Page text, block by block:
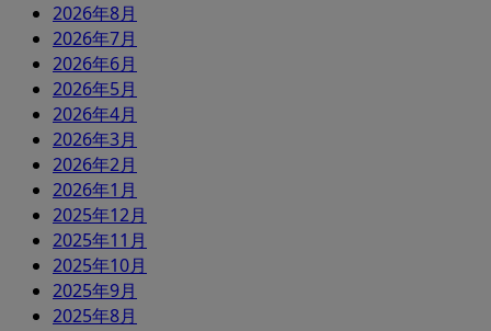
2026年8月
2026年7月
2026年6月
2026年5月
2026年4月
2026年3月
2026年2月
2026年1月
2025年12月
2025年11月
2025年10月
2025年9月
2025年8月